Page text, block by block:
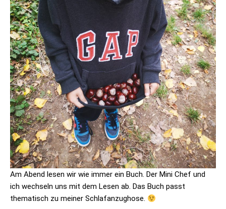
Am Abend lesen wir wie immer ein Buch. Der Mini Chef und
ich wechseln uns mit dem Lesen ab. Das Buch passt
thematisch zu meiner Schlafanzughose.